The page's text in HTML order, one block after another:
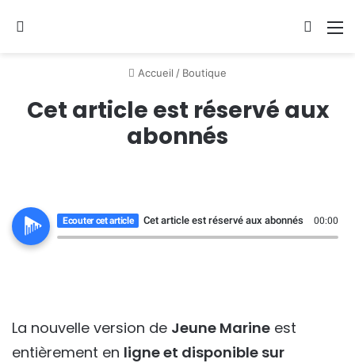
Accueil / Boutique
Cet article est réservé aux
abonnés
Ecouter cet article Cet article est réservé aux abonnés 00:00
La nouvelle version de Jeune Marine est
entièrement en ligne et disponible sur